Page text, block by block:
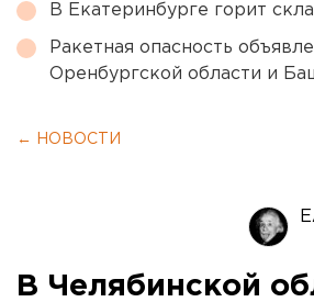
В Екатеринбурге горит
Ракетная опасность
Оренбургской области и
← НОВОСТИ
В Челябинской